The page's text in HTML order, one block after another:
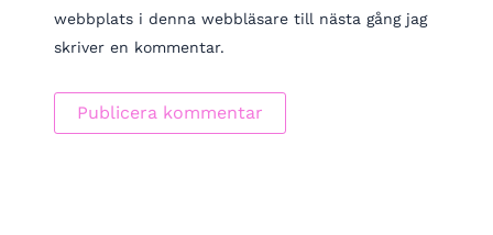
webbplats i denna webbläsare till nästa gång jag
skriver en kommentar.